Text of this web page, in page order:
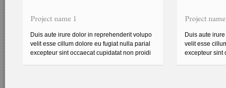
Duis aute irure dolor in reprehenderit volupo
velit esse cillum dolore eu fugiat nulla parial
excepteur sint occaecat cupidatat non proidi
Duis aute
velit esse
excepteur sint